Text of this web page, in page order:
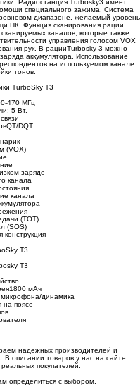
Радиостанция Turbosky3 имеет
специального зажима. Система
диапазоне, желаемый уровень
ПК. Функция сканирования рации
каналов, которые также
управления голосом VOX
рук. В рацииTurbosky 3 можно
аккумулятора. Использование
на используемом канале
тонов.
TurboSky T3
470 МГц
5 Вт.
DQT
(VOX)
заряде
канала
канала
(ТОТ)
(SOS)
конструкция
T3
T3
мАч
динамика
поясе
надежных производителей и
В описании товаров у нас на сайте:
покупателей.
определиться с выбором.